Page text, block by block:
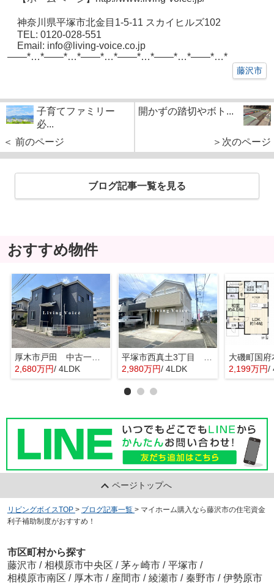
神奈川県平塚市北金目1-5-11 スカイヒルズ102
TEL: 0120-028-551
Email: info@living-voice.co.jp
——*…*——*…*——*…*——*…*——*…*——*…*
藤沢市
子育てファミリー
必...
＜ 前のページ
開かずの踏切やボト...
＞次のページ
ブログ記事一覧を見る
おすすめ物件
厚木市戸田 中古一戸建て
2,680万円/ 4LDK
2,980万円/ 4LDK 2,199万円/
ページトップへ
リビングボイスTOP > ブログ記事一覧 > マイホーム購入なら藤沢市の住宅資金
利子補助制度がおすすめ！
市区町村から探す
藤沢市 / 相模原市中央区 / 茅ヶ崎市 / 平塚市 /
相模原市南区 / 厚木市 / 座間市 / 綾瀬市 / 秦野市 / 伊勢原市